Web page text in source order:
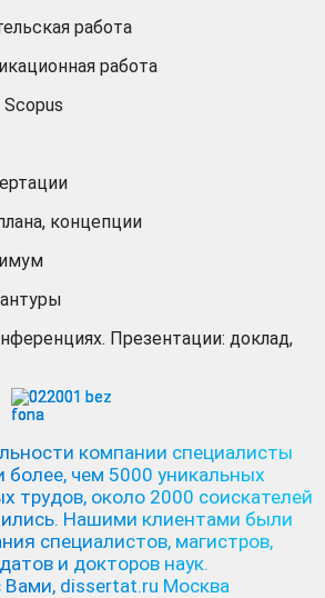
работа
работа
концепции
Презентации: доклад,
компании специалисты
более, чем 5000 уникальных
трудов, около 2000 соискателей
Нашими клиентами были
специалистов, магистров,
и докторов наук.
Вами, dissertat.ru Москва